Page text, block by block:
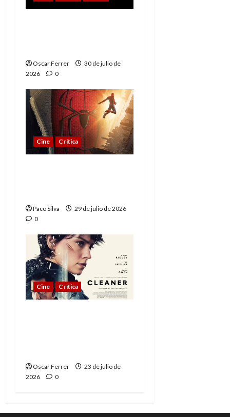
Oscar Ferrer
30 de julio de
2026
0
Cine Crítica
Paco Silva
29 de julio de 2026
0
Cine Crítica
Oscar Ferrer
23 de julio de
2026
0